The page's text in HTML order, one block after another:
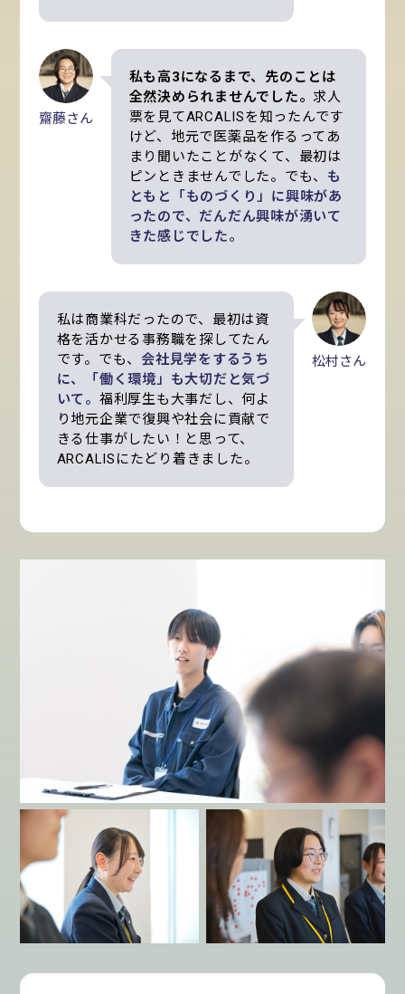
齋藤さん
私も高3になるまで、先のことは
全然決められませんでした。求人
票を見てARCALISを知ったんです
けど、地元で医薬品を作るってあ
まり聞いたことがなくて、最初は
ピンときませんでした。でも、 も
ともと「ものづくり」に興味があ
ったので、だんだん興味が湧いて
きた感じでした。
私は商業科だったので、最初は資
格を活かせる事務職を探してたん
です。でも、 会社見学をするうち
に、「働く環境」も大切だと気づ
いて。 福利厚生も大事だし、何よ
り地元企業で復興や社会に貢献で
きる仕事がしたい！と思って、
ARCALISにたどり着きました。
松村さん